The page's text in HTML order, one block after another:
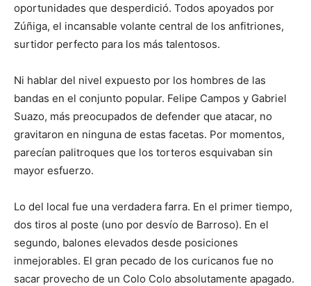
oportunidades que desperdició. Todos apoyados por
Zúñiga, el incansable volante central de los anfitriones,
surtidor perfecto para los más talentosos.
Ni hablar del nivel expuesto por los hombres de las
bandas en el conjunto popular. Felipe Campos y Gabriel
Suazo, más preocupados de defender que atacar, no
gravitaron en ninguna de estas facetas. Por momentos,
parecían palitroques que los torteros esquivaban sin
mayor esfuerzo.
Lo del local fue una verdadera farra. En el primer tiempo,
dos tiros al poste (uno por desvío de Barroso). En el
segundo, balones elevados desde posiciones
inmejorables. El gran pecado de los curicanos fue no
sacar provecho de un Colo Colo absolutamente apagado.